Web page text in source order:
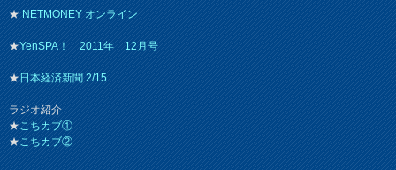
★NETMONEY オンライン
★YenSPA！ 2011年 12月号
★日本経済新聞 2/15
ラジオ紹介
★こちカブ①
★こちカブ②